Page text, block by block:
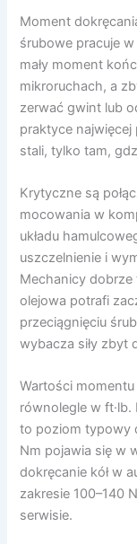
Moment
śrubowe pracuje
mały moment
mikroruchach, a
zerwać gwint lub
praktyce
stali, tylko tam,
Krytyczne są
mocowania w
układu
uszczelnienie i
Mechanicy
olejowa potrafi
przeciągnięciu
wybacza siły zbyt
Wartości
równolegle w
to poziom typowy
Nm pojawia się w
dokręcanie kół w
zakresie 100–140
serwisie.